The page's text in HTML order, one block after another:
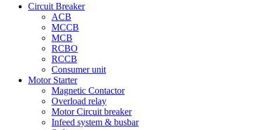
Circuit Breaker
ACB
MCCB
MCB
RCBO
RCCB
Consumer unit
Motor Starter
Magnetic Contactor
Overload relay
Motor Circuit breaker
Infeed system & busbar